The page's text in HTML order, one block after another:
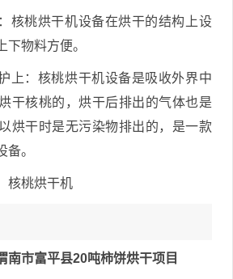
桃烘干机设备在烘干的结构上设
下物料方便。
：核桃烘干机设备是吸收外界中
干核桃的，烘干后排出的气体也是
烘干时是无污染物排出的，是一款
。
桃烘干机
南市富平县20吨柿饼烘干项目